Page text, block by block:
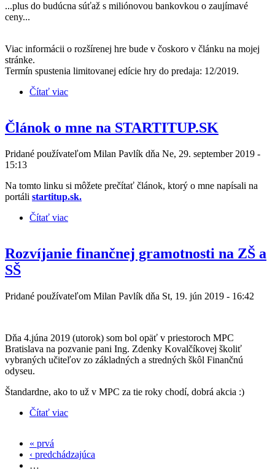
...plus do budúcna súťaž s miliónovou bankovkou o zaujímavé
ceny...
Viac informácii o rozšírenej hre bude v čoskoro v článku na mojej
stránke.
Termín spustenia limitovanej edície hry do predaja: 12/2019.
Čítať viac
Článok o mne na STARTITUP.SK
Pridané používateľom Milan Pavlík dňa Ne, 29. september 2019 -
15:13
Na tomto linku si môžete prečítať článok, ktorý o mne napísali na
portáli startitup.sk.
Čítať viac
Rozvíjanie finančnej gramotnosti na ZŠ a
SŠ
Pridané používateľom Milan Pavlík dňa St, 19. jún 2019 - 16:42
Dňa 4.júna 2019 (utorok) som bol opäť v priestoroch MPC
Bratislava na pozvanie pani Ing. Zdenky Kovalčíkovej školiť
vybraných učiteľov zo základných a stredných škôl Finančnú
odyseu.
Štandardne, ako to už v MPC za tie roky chodí, dobrá akcia :)
Čítať viac
Stránky
« prvá
‹ predchádzajúca
…